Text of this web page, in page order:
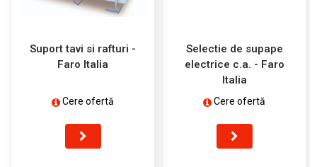
Suport tavi si rafturi -
Faro Italia
Cere ofertă
Selectie de supape
electrice c.a. - Faro
Italia
Cere ofertă